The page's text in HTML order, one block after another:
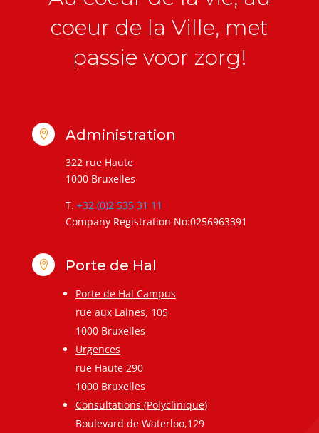
coeur de la Ville, met
passie voor zorg!
 Administration
322 rue Haute
1000 Bruxelles
T. +32 (0)2 535 31 11
Company Registration No:0256963391
 Porte de Hal
Porte de Hal Campus
rue aux Laines, 105
1000 Bruxelles
Urgences
rue Haute 290
1000 Bruxelles
Consultations (Polyclinique)
Boulevard de Waterloo,129